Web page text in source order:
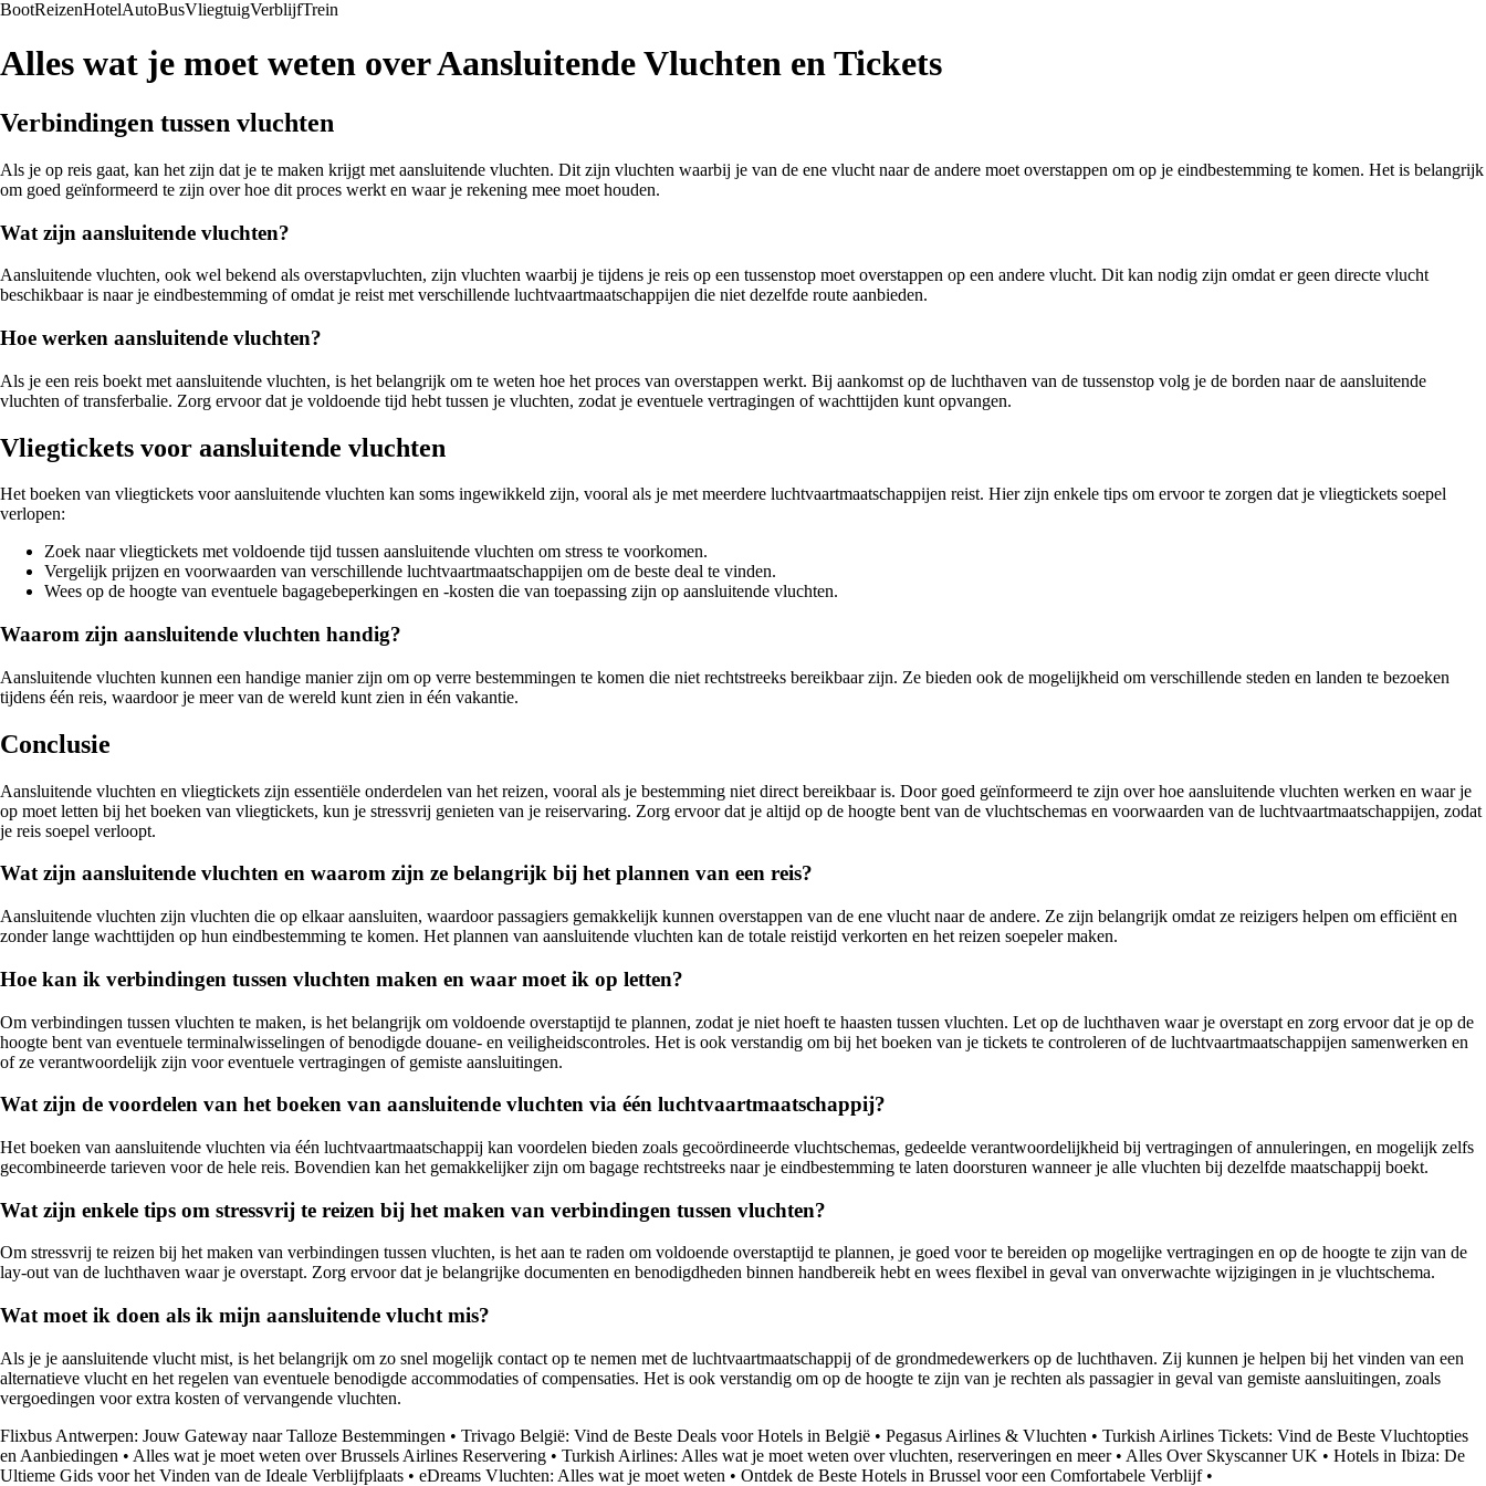
BootReizenHotelAutoBusVliegtuigVerblijfTrein
Alles wat je moet weten over Aansluitende Vluchten en Tickets
Verbindingen tussen vluchten
Als je op reis gaat, kan het zijn dat je te maken krijgt met aansluitende vluchten. Dit zijn vluchten waarbij je van de ene vlucht naar de andere moet overstappen om op je eindbestemming te komen. Het is belangrijk
om goed geïnformeerd te zijn over hoe dit proces werkt en waar je rekening mee moet houden.
Wat zijn aansluitende vluchten?
Aansluitende vluchten, ook wel bekend als overstapvluchten, zijn vluchten waarbij je tijdens je reis op een tussenstop moet overstappen op een andere vlucht. Dit kan nodig zijn omdat er geen directe vlucht
beschikbaar is naar je eindbestemming of omdat je reist met verschillende luchtvaartmaatschappijen die niet dezelfde route aanbieden.
Hoe werken aansluitende vluchten?
Als je een reis boekt met aansluitende vluchten, is het belangrijk om te weten hoe het proces van overstappen werkt. Bij aankomst op de luchthaven van de tussenstop volg je de borden naar de aansluitende
vluchten of transferbalie. Zorg ervoor dat je voldoende tijd hebt tussen je vluchten, zodat je eventuele vertragingen of wachttijden kunt opvangen.
Vliegtickets voor aansluitende vluchten
Het boeken van vliegtickets voor aansluitende vluchten kan soms ingewikkeld zijn, vooral als je met meerdere luchtvaartmaatschappijen reist. Hier zijn enkele tips om ervoor te zorgen dat je vliegtickets soepel
verlopen:
Zoek naar vliegtickets met voldoende tijd tussen aansluitende vluchten om stress te voorkomen.
Vergelijk prijzen en voorwaarden van verschillende luchtvaartmaatschappijen om de beste deal te vinden.
Wees op de hoogte van eventuele bagagebeperkingen en -kosten die van toepassing zijn op aansluitende vluchten.
Waarom zijn aansluitende vluchten handig?
Aansluitende vluchten kunnen een handige manier zijn om op verre bestemmingen te komen die niet rechtstreeks bereikbaar zijn. Ze bieden ook de mogelijkheid om verschillende steden en landen te bezoeken
tijdens één reis, waardoor je meer van de wereld kunt zien in één vakantie.
Conclusie
Aansluitende vluchten en vliegtickets zijn essentiële onderdelen van het reizen, vooral als je bestemming niet direct bereikbaar is. Door goed geïnformeerd te zijn over hoe aansluitende vluchten werken en waar je
op moet letten bij het boeken van vliegtickets, kun je stressvrij genieten van je reiservaring. Zorg ervoor dat je altijd op de hoogte bent van de vluchtschemas en voorwaarden van de luchtvaartmaatschappijen, zodat
je reis soepel verloopt.
Wat zijn aansluitende vluchten en waarom zijn ze belangrijk bij het plannen van een reis?
Aansluitende vluchten zijn vluchten die op elkaar aansluiten, waardoor passagiers gemakkelijk kunnen overstappen van de ene vlucht naar de andere. Ze zijn belangrijk omdat ze reizigers helpen om efficiënt en
zonder lange wachttijden op hun eindbestemming te komen. Het plannen van aansluitende vluchten kan de totale reistijd verkorten en het reizen soepeler maken.
Hoe kan ik verbindingen tussen vluchten maken en waar moet ik op letten?
Om verbindingen tussen vluchten te maken, is het belangrijk om voldoende overstaptijd te plannen, zodat je niet hoeft te haasten tussen vluchten. Let op de luchthaven waar je overstapt en zorg ervoor dat je op de
hoogte bent van eventuele terminalwisselingen of benodigde douane- en veiligheidscontroles. Het is ook verstandig om bij het boeken van je tickets te controleren of de luchtvaartmaatschappijen samenwerken en
of ze verantwoordelijk zijn voor eventuele vertragingen of gemiste aansluitingen.
Wat zijn de voordelen van het boeken van aansluitende vluchten via één luchtvaartmaatschappij?
Het boeken van aansluitende vluchten via één luchtvaartmaatschappij kan voordelen bieden zoals gecoördineerde vluchtschemas, gedeelde verantwoordelijkheid bij vertragingen of annuleringen, en mogelijk zelfs
gecombineerde tarieven voor de hele reis. Bovendien kan het gemakkelijker zijn om bagage rechtstreeks naar je eindbestemming te laten doorsturen wanneer je alle vluchten bij dezelfde maatschappij boekt.
Wat zijn enkele tips om stressvrij te reizen bij het maken van verbindingen tussen vluchten?
Om stressvrij te reizen bij het maken van verbindingen tussen vluchten, is het aan te raden om voldoende overstaptijd te plannen, je goed voor te bereiden op mogelijke vertragingen en op de hoogte te zijn van de
lay-out van de luchthaven waar je overstapt. Zorg ervoor dat je belangrijke documenten en benodigdheden binnen handbereik hebt en wees flexibel in geval van onverwachte wijzigingen in je vluchtschema.
Wat moet ik doen als ik mijn aansluitende vlucht mis?
Als je je aansluitende vlucht mist, is het belangrijk om zo snel mogelijk contact op te nemen met de luchtvaartmaatschappij of de grondmedewerkers op de luchthaven. Zij kunnen je helpen bij het vinden van een
alternatieve vlucht en het regelen van eventuele benodigde accommodaties of compensaties. Het is ook verstandig om op de hoogte te zijn van je rechten als passagier in geval van gemiste aansluitingen, zoals
vergoedingen voor extra kosten of vervangende vluchten.
Flixbus Antwerpen: Jouw Gateway naar Talloze Bestemmingen • Trivago België: Vind de Beste Deals voor Hotels in België • Pegasus Airlines & Vluchten • Turkish Airlines Tickets: Vind de Beste Vluchtopties
en Aanbiedingen • Alles wat je moet weten over Brussels Airlines Reservering • Turkish Airlines: Alles wat je moet weten over vluchten, reserveringen en meer• Alles Over Skyscanner UK • Hotels in Ibiza: De
Ultieme Gids voor het Vinden van de Ideale Verblijfplaats • eDreams Vluchten: Alles wat je moet weten • Ontdek de Beste Hotels in Brussel voor een Comfortabele Verblijf•